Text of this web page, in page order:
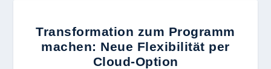
Transformation zum Programm
machen: Neue Flexibilität per
Cloud-Option